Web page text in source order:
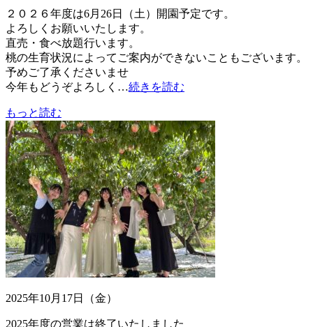
２０２６年度は6月26日（土）開園予定です。
よろしくお願いいたします。
直売・食べ放題行います。
桃の生育状況によってご案内ができないこともございます。
予めご了承くださいませ
今年もどうぞよろしく…続きを読む
もっと読む
2025年10月17日（金）
2025年度の営業は終了いたしました